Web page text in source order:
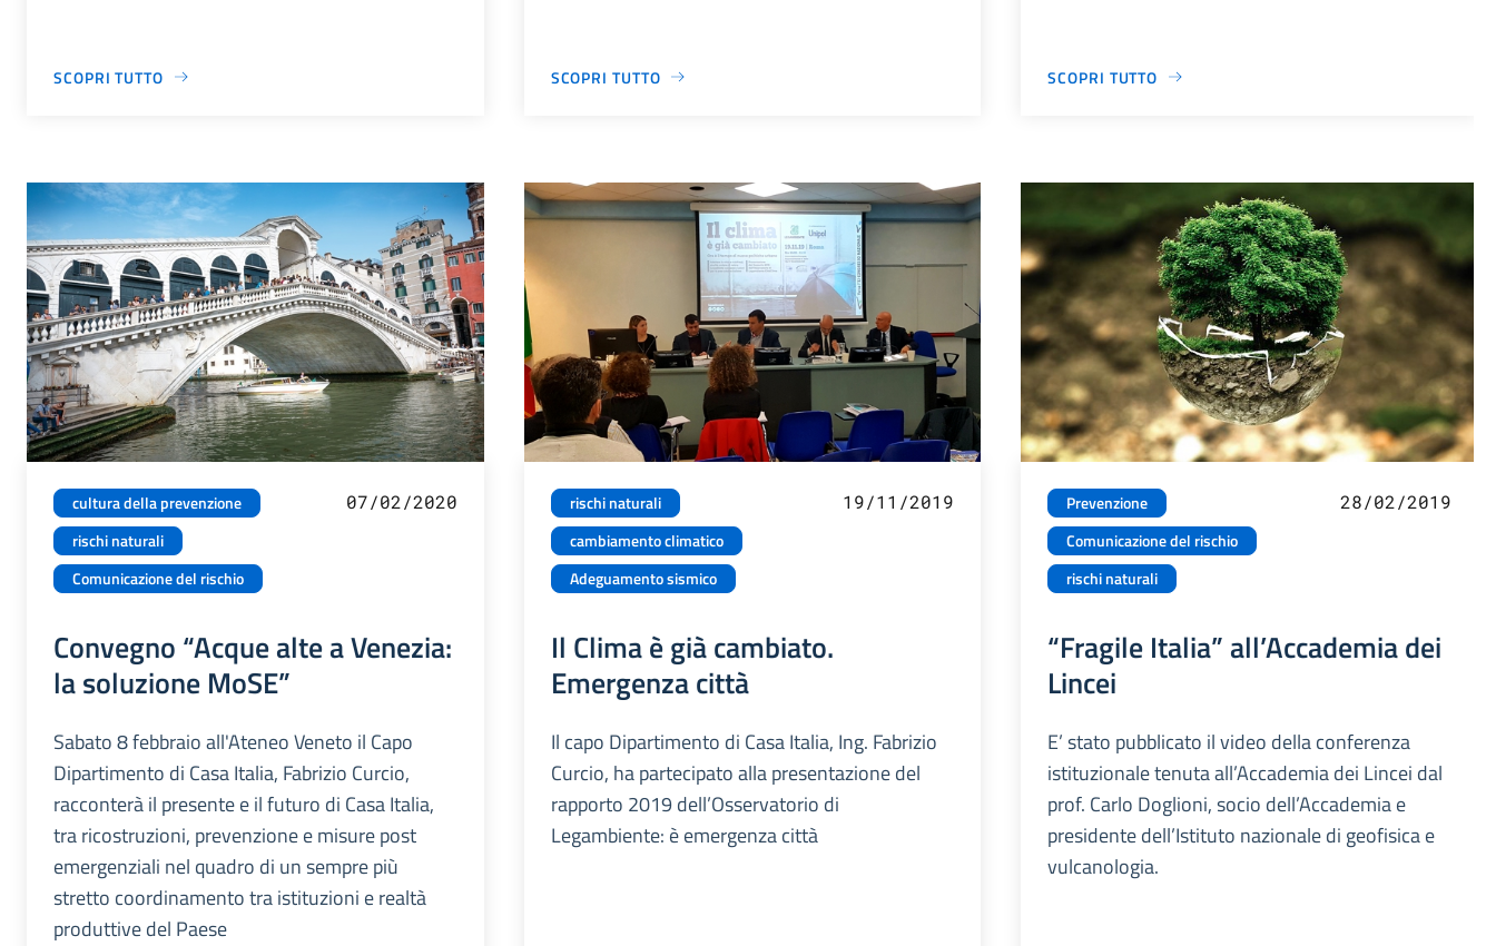
SCOPRI TUTTO SCOPRI TUTTO SCOPRI TUTTO
cultura della prevenzione
rischi naturali
Comunicazione del rischio
07/02/2020
Convegno “Acque alte a Venezia:
la soluzione MoSE”
Sabato 8 febbraio all'Ateneo Veneto il Capo
Dipartimento di Casa Italia, Fabrizio Curcio,
racconterà il presente e il futuro di Casa Italia,
tra ricostruzioni, prevenzione e misure post
emergenziali nel quadro di un sempre più
stretto coordinamento tra istituzioni e realtà
produttive del Paese
rischi naturali
cambiamento climatico
Adeguamento sismico
19/11/2019
Il Clima è già cambiato.
Emergenza città
Il capo Dipartimento di Casa Italia, Ing. Fabrizio
Curcio, ha partecipato alla presentazione del
rapporto 2019 dell’Osservatorio di
Legambiente: è emergenza città
Prevenzione
Comunicazione del rischio
rischi naturali
28/02/2019
“Fragile Italia” all’Accademia dei
Lincei
E’ stato pubblicato il video della conferenza
istituzionale tenuta all’Accademia dei Lincei dal
prof. Carlo Doglioni, socio dell’Accademia e
presidente dell’Istituto nazionale di geofisica e
vulcanologia.